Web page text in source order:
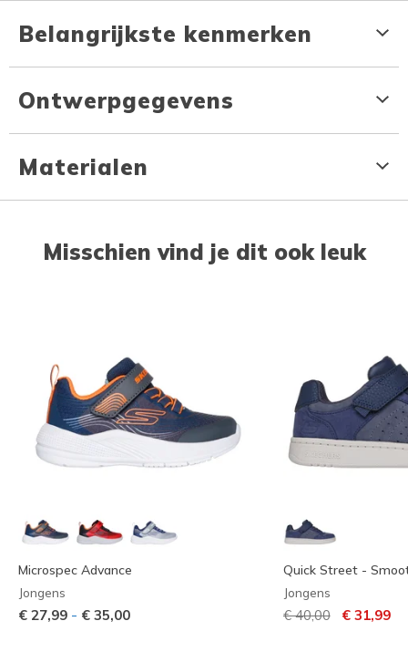
Belangrijkste kenmerken
Ontwerpgegevens
Materialen
Misschien vind je dit ook leuk
Microspec Advance
Jongens
€ 27,99 - € 35,00
Quick Street -
Jongens
Prijs verlaagd van
€ 40,00naar
€ 31,99